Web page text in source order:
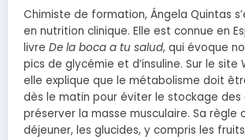
Chimiste de formation, Ángela Quintas
en nutrition clinique. Elle est connue en
livre De la boca a tu salud, qui évoque
pics de glycémie et d’insuline. Sur le site
elle explique que le métabolisme doit
dès le matin pour éviter le stockage des
préserver la masse musculaire. Sa règle
déjeuner, les glucides, y compris les